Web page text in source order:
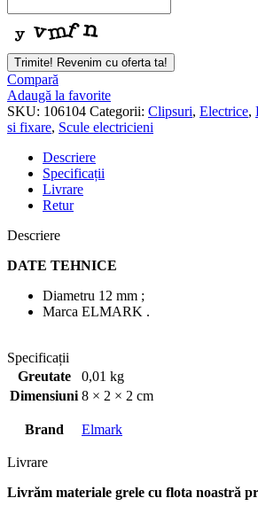
Trimite! Revenim cu oferta ta!
Compară
Adaugă la favorite
SKU: 106104 Categorii: Clipsuri, Electrice,
si fixare, Scule electricieni
Descriere
Specificații
Livrare
Retur
Descriere
DATE TEHNICE
Diametru 12 mm ;
Marca ELMARK .
Specificații
Greutate
0,01 kg
Dimensiuni 8 × 2 × 2 cm
Brand Elmark
Livrare
Livrăm materiale grele cu flota noastră